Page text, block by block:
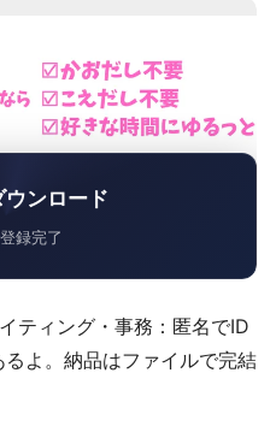
ンロード
録完了
ティング・事務：匿名でID
よ。納品はファイルで完結